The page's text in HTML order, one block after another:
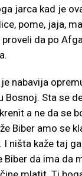
jarca kad je
pome, jaja,
proveli da po
nabavija
Bosnoj. Sta se
a ne da se
Biber amo se
I ništa kaže taj
Biber da ima da